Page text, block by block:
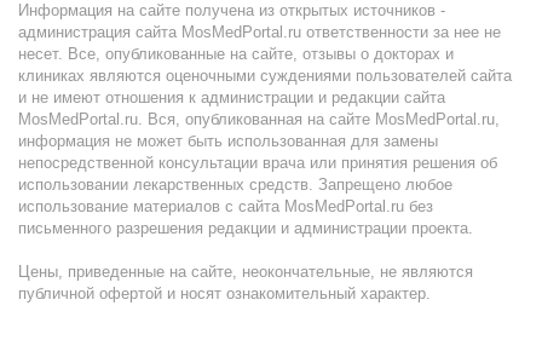
Информация на сайте получена из открытых источников -
администрация сайта MosMedPortal.ru ответственности за нее не
несет. Все, опубликованные на сайте, отзывы о докторах и
клиниках являются оценочными суждениями пользователей сайта
и не имеют отношения к администрации и редакции сайта
MosMedPortal.ru. Вся, опубликованная на сайте MosMedPortal.ru,
информация не может быть использованная для замены
непосредственной консультации врача или принятия решения об
использовании лекарственных средств. Запрещено любое
использование материалов с сайта MosMedPortal.ru без
письменного разрешения редакции и администрации проекта.
Цены, приведенные на сайте, неокончательные, не являются
публичной офертой и носят ознакомительный характер.